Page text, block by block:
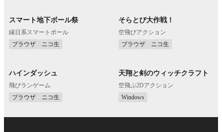
スマート地下ボール祭
縁日系スマートボール
ブラウザ
ニコ生
そらとび大作戦！
空飛びアクション
ブラウザ
ニコ生
ハインダッシュ
飛びランゲーム
ブラウザ
ニコ生
天翔と剣のウィッチクラフト
空飛ぶ2Dアクション
Windows